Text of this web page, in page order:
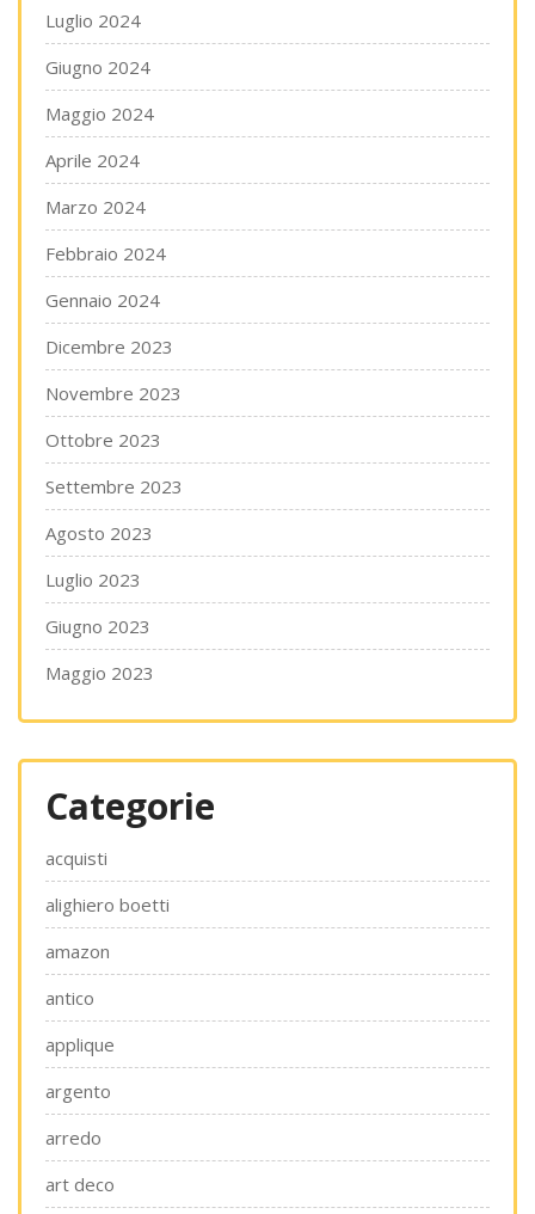
Luglio 2024
Giugno 2024
Maggio 2024
Aprile 2024
Marzo 2024
Febbraio 2024
Gennaio 2024
Dicembre 2023
Novembre 2023
Ottobre 2023
Settembre 2023
Agosto 2023
Luglio 2023
Giugno 2023
Maggio 2023
Categorie
acquisti
alighiero boetti
amazon
antico
applique
argento
arredo
art deco